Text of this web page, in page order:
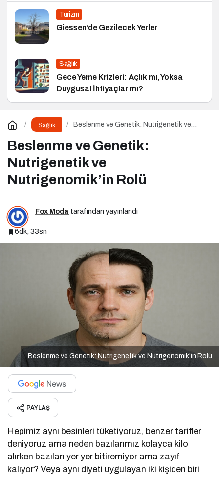
Turizm
Giessen’de Gezilecek Yerler
Sağlık
Gece Yeme Krizleri: Açlık mı, Yoksa
Duygusal İhtiyaçlar mı?
Sağlık
Beslenme ve Genetik: Nutrigenetik ve
Beslenme ve Genetik:
Nutrigenetik ve
Nutrigenomik’in Rolü
Fox Moda tarafından yayınlandı
6dk, 33sn
Beslenme ve Genetik: Nutrigenetik ve Nutrigenomik’in Rolü
PAYLAŞ
Hepimiz aynı besinleri tüketiyoruz, benzer tarifler
deniyoruz ama neden bazılarımız kolayca kilo
alırken bazıları yer yer bitiremiyor ama zayıf
kalıyor? Veya aynı diyeti uygulayan iki kişiden biri